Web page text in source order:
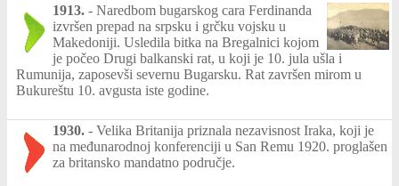
1913. - Naredbom bugarskog cara Ferdinanda
izvršen prepad na srpsku i grčku vojsku u
Makedoniji. Usledila bitka na Bregalnici kojom
je počeo Drugi balkanski rat, u koji je 10. jula ušla i
Rumunija, zaposevši severnu Bugarsku. Rat završen mirom u
Bukureštu 10. avgusta iste godine.
1930. - Velika Britanija priznala nezavisnost Iraka, koji je
na međunarodnoj konferenciji u San Remu 1920. proglašen
za britansko mandatno područje.